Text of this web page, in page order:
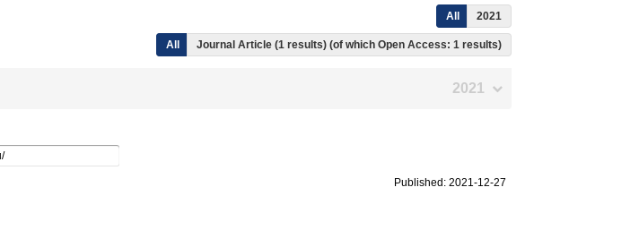
All 2021
All Journal Article (1 results) (of which Open Access: 1 results)
2021
Published: 2021-12-27